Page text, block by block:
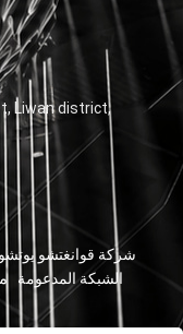
Liwan district,
IPv6 الشبكة المدعومة